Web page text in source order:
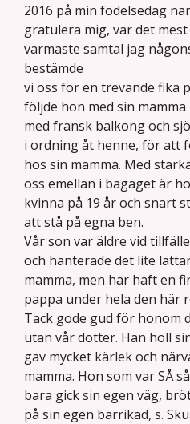
2016 på min födelsedag
gratulera mig, var det
varmaste samtal jag
bestämde
vi oss för en trevande fika
följde hon med sin
med fransk balkong och
i ordning åt henne, för att
hos sin mamma. Med
oss emellan i bagaget är
kvinna på 19 år och snart
att stå på egna ben.
Vår son var äldre vid
och hanterade det lite
mamma, men har haft en
pappa under hela den här
Tack gode gud för honom
utan vår dotter. Han höll
gav mycket kärlek och
mamma. Hon som var SÅ
bara gick sin egen väg,
på sin egen barrikad, s.